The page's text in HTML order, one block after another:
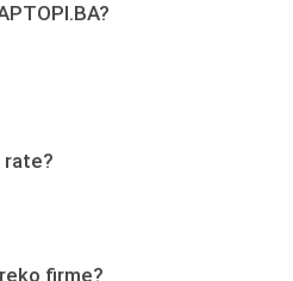
rate?
firme?